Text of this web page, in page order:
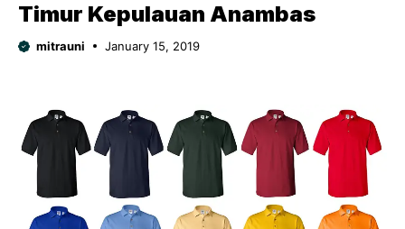
Timur Kepulauan Anambas
mitrauni January 15, 2019